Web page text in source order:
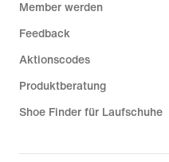
Member werden
Feedback
Aktionscodes
Produktberatung
Shoe Finder für Laufschuhe